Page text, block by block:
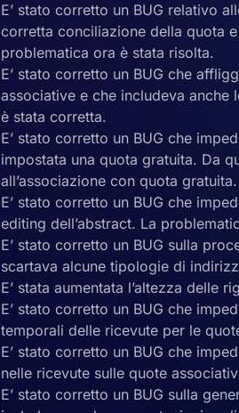
E’ stato corretto un BUG relativo
corretta conciliazione della quota
problematica ora è stata risolta.
E’ stato corretto un BUG che
associative e che includeva
è stata corretta.
E’ stato corretto un BUG che
impostata una quota gratuita. Da
all’associazione con quota gratuita.
E’ stato corretto un BUG che
editing dell’abstract. La
E’ stato corretto un BUG sulla
scartava alcune tipologie di
E’ stata aumentata l’altezza delle
E’ stato corretto un BUG che
temporali delle ricevute per le
E’ stato corretto un BUG che
nelle ricevute sulle quote
E’ stato corretto un BUG sulla